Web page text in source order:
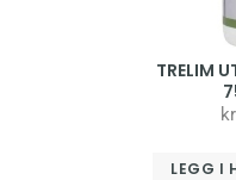
TRELIM
kr
LEGG I